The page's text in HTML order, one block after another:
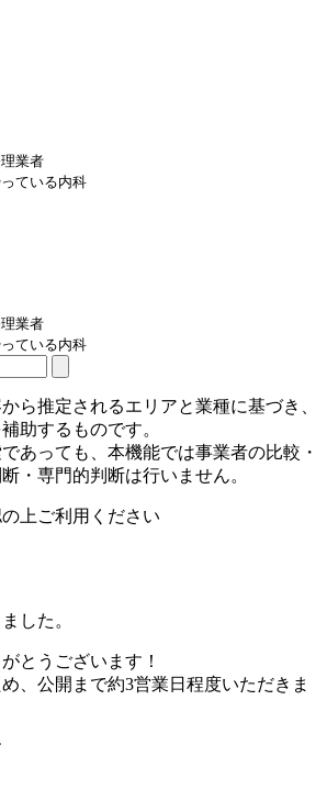
業者
ている内科
業者
ている内科
ら推定されるエリアと業種に基づき、
助するものです。
あっても、本機能では事業者の比較・
・専門的判断は行いません。
上ご利用ください
した。
とうございます！
、公開まで約3営業日程度いただきま